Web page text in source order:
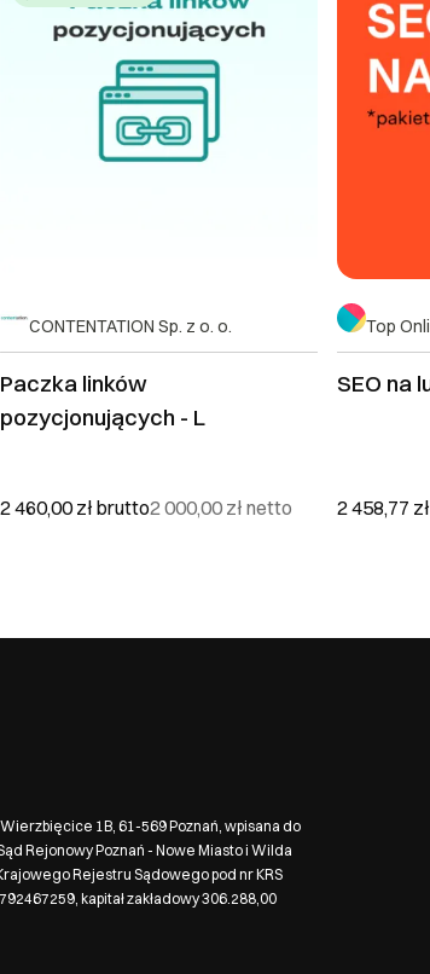
CONTENTATION Sp. z o. o.
Paczka linków
pozycjonujących - L
2 460,00 złbrutto2 000,00 złnetto
Top
SEO na
2 458,77
1B, 61-569 Poznań, wpisana do
Rejonowy Poznań - Nowe Miasto i Wilda
Rejestru Sądowego pod nr KRS
kapitał zakładowy 306.288,00